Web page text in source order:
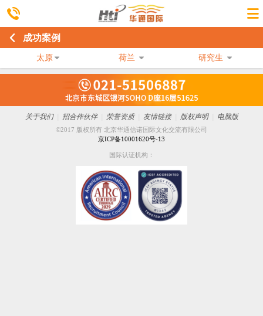
成功案例
太原 荷兰 研究生
关于我们 招合作伙伴 荣誉资质 友情链接 版权声明 电脑版
©2017 版权所有 北京华通信诺国际文化交流有限公司
京ICP备10001620号-13
国际认证机构：